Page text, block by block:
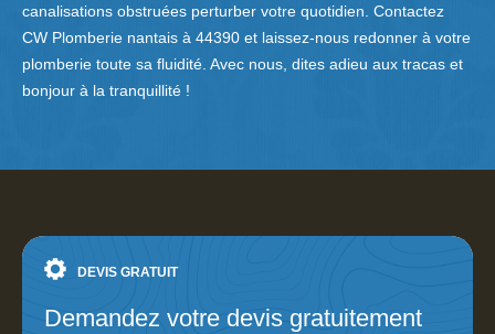
canalisations obstruées perturber votre quotidien. Contactez
CW Plomberie nantais à 44390 et laissez-nous redonner à votre
plomberie toute sa fluidité. Avec nous, dites adieu aux tracas et
bonjour à la tranquillité !
DEVIS GRATUIT
Demandez votre devis gratuitement